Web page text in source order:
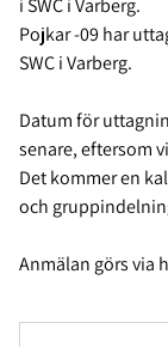
i SWC i Varberg.
Pojkar -09 har
SWC i Varberg.
Datum för
senare, eftersom
Det kommer en
och
Anmälan görs via